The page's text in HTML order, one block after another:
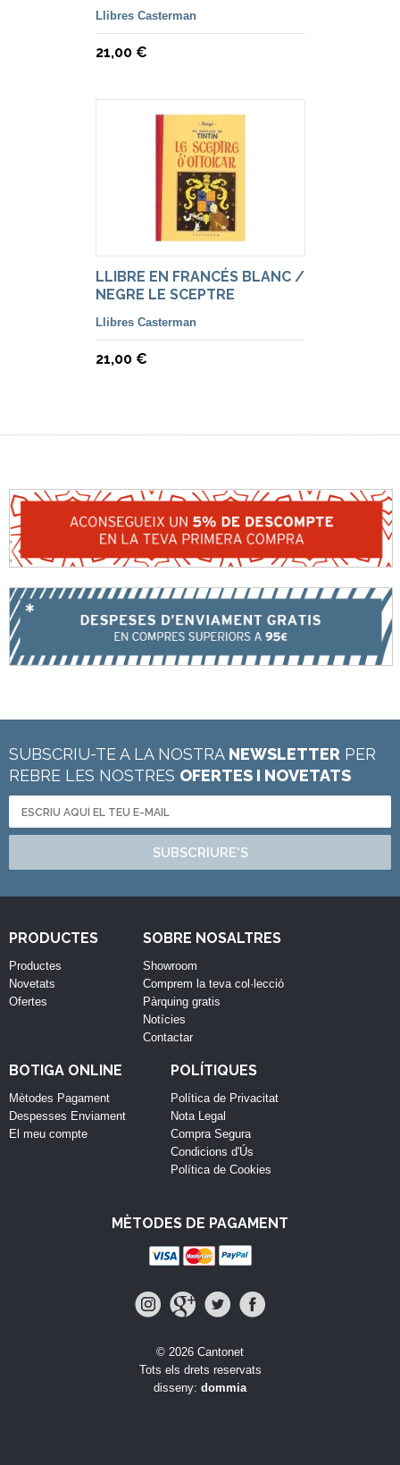
Llibres Casterman
21,00 €
LLIBRE EN FRANCÉS BLANC /
NEGRE LE SCEPTRE
Llibres Casterman
21,00 €
SUBSCRIU-TE A LA NOSTRA NEWSLETTER PER
REBRE LES NOSTRES OFERTES I NOVETATS
SUBSCRIURE'S
PRODUCTES
Productes
Novetats
Ofertes
SOBRE NOSALTRES
Showroom
Comprem la teva col·lecció
Pàrquing gratis
Notícies
Contactar
BOTIGA ONLINE
Mètodes Pagament
Despesses Enviament
El meu compte
POLÍTIQUES
Política de Privacitat
Nota Legal
Compra Segura
Condicions d'Ús
Política de Cookies
MÈTODES DE PAGAMENT
© 2026 Cantonet
Tots els drets reservats
disseny: dommia